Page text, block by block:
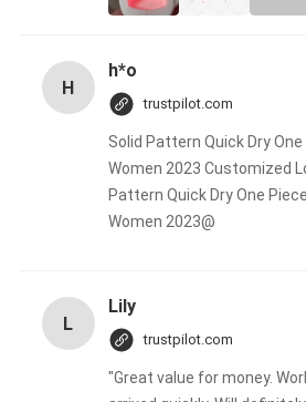
H
h*o
trustpilot.com
Solid Pattern Quick Dry
Women 2023 Customized
Pattern Quick Dry One
Women 2023@
L
Lily
trustpilot.com
"Great value for money.